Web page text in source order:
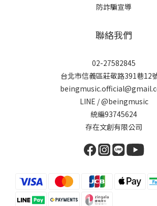
防詐騙宣導
聯絡我們
02-27582845
台北市信義區莊敬路391巷12
LINE / @beingmusic
統編93745624
存在文創有限公司